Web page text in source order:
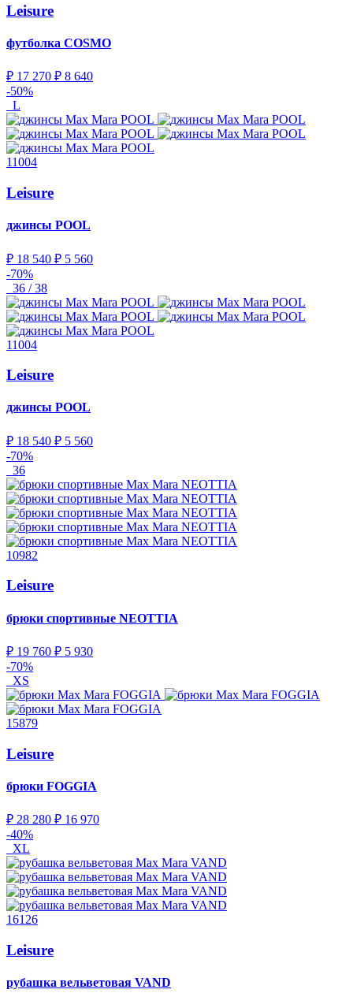
Leisure
футболка COSMO
₽ 17 270 ₽ 8 640
-50%
L
11004
Leisure
джинсы POOL
₽ 18 540 ₽ 5 560
-70%
36 / 38
11004
Leisure
джинсы POOL
₽ 18 540 ₽ 5 560
-70%
36
10982
Leisure
брюки спортивные NEOTTIA
₽ 19 760 ₽ 5 930
-70%
XS
15879
Leisure
брюки FOGGIA
₽ 28 280 ₽ 16 970
-40%
XL
16126
Leisure
рубашка вельветовая VAND